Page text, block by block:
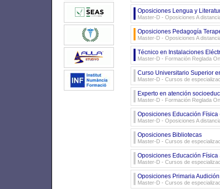
Oposiciones Lengua y
Master-D - Oposiciones A
Oposiciones Pedagogía
Master-D - Oposiciones A
Técnico en Instalaciones
Master-D - Formación Reglada
Curso Universitario Superior
Master-D - Cursos de
Experto en atención
Master-D - Formación Reglada
Oposiciones Educación
Master-D - Oposiciones A
Oposiciones Bibliotecas
Master-D - Cursos de
Oposiciones Educación Física
Master-D - Cursos de
Oposiciones Primaria
Master-D - Cursos de